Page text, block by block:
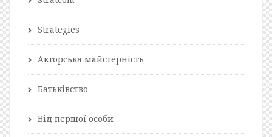
Strategies
Акторська майстерність
Батьківство
Від першої особи